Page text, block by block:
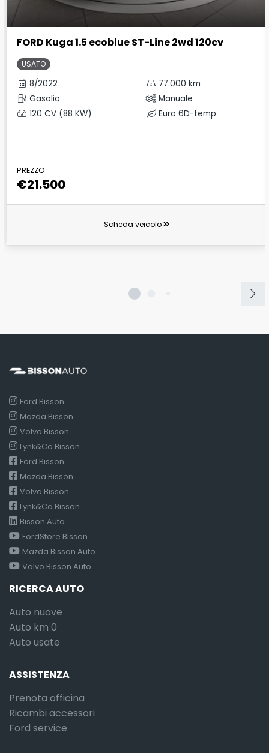
FORD Kuga 1.5 ecoblue ST-Line 2wd 120cv
USATO
8/2022
77.000 km
Gasolio
Manuale
120 CV (88 KW)
Euro 6D-temp
PREZZO
€21.500
Scheda veicolo
Ford Bisson
Mazda Bisson
Volvo Bisson
Lynk&Co Bisson
Ford Bisson
Mazda Bisson
Volvo Bisson
Lynk&Co Bisson
Bisson Auto
FordStore Bisson
Mazda Bisson Auto
Volvo Bisson Auto
RICERCA AUTO
Auto nuove
Auto km 0
Auto usate
ASSISTENZA
Prenota officina
Ricambi accessori
Ford service